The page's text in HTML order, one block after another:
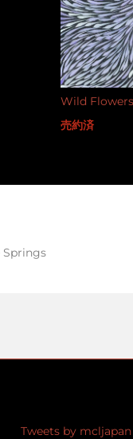
Wild Flowers
売約済
Springs
Tweets by mcljapan